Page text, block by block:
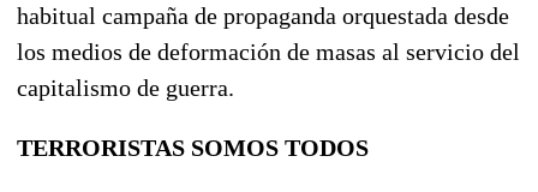
habitual campaña de propaganda orquestada desde
los medios de deformación de masas al servicio del
capitalismo de guerra.
TERRORISTAS SOMOS TODOS